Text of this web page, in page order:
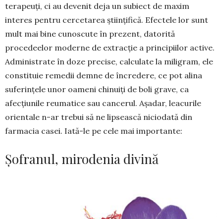
tera­peuți, ci au devenit deja un subiect de maxim
interes pentru cercetarea științifică. Efectele lor sunt
mult mai bine cunoscute în prezent, datorită
procedeelor moderne de extracție a principiilor active.
Administrate în doze precise, calculate la miligram, ele
constituie remedii demne de încre­dere, ce pot alina
suferințele unor oameni chinuiți de boli grave, ca
afecțiunile reumatice sau can­cerul. Așadar, leacurile
orientale n-ar trebui să ne lipsească niciodată din
farmacia casei. Iată-le pe cele mai importante:
Șofranul, mirodenia divină